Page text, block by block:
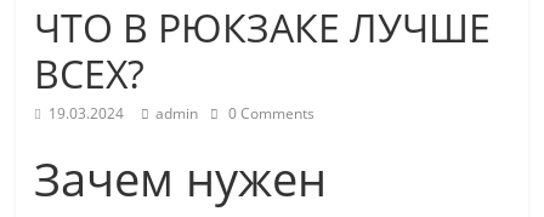
ЧТО В РЮКЗАКЕ ЛУЧШЕ
ВСЕХ?
19.03.2024 admin 0 Comments
Зачем нужен